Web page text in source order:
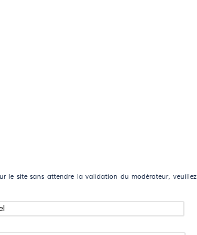
le site sans attendre la validation du modérateur, veuillez